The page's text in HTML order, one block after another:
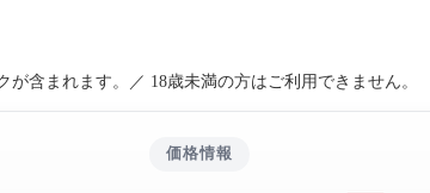
含まれます。／ 18歳未満の方はご利用できません。
価格情報